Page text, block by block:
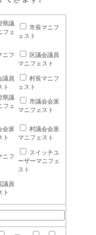
県議
フェ
市長マニフ
ェスト
ニフ
区議会議員
マニフェスト
議員
ト
村長マニフ
ェスト
県議
フェ
市議会会派
マニフェスト
会派
ト
村議会会派
マニフェスト
ニフ
スイッチユ
ーザーマニフェ
スト
議員
ト